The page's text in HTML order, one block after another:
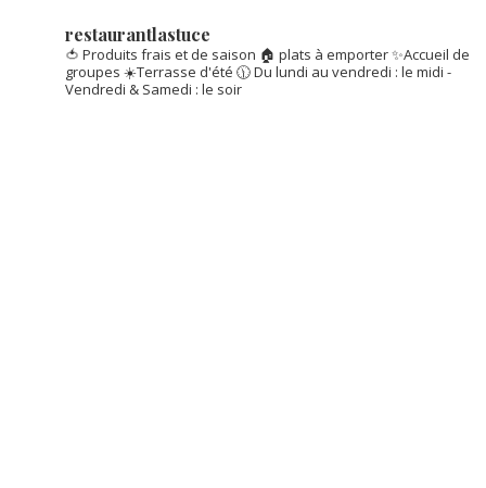
restaurantlastuce
🍅 Produits frais et de saison 🏠 plats à emporter✨Accueil de
groupes ☀️Terrasse d'été 🕦 Du lundi au vendredi : le midi -
Vendredi & Samedi : le soir